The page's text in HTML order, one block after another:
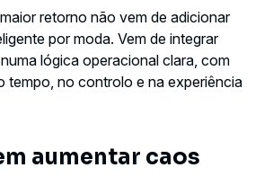
retorno não vem de adicionar
por moda. Vem de integrar
lógica operacional clara, com
tempo, no controlo e na experiência
aumentar caos